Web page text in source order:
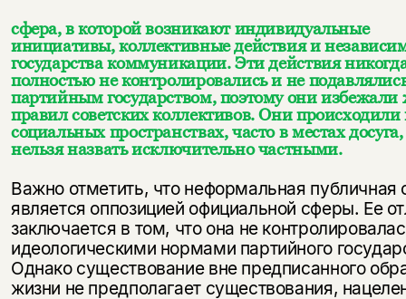
сфера, в которой возникают индивидуальные
инициативы, коллективные действия и
государства коммуникации. Эти действия
полностью не контролировались и не
партийным государством, поэтому они избежали
правил советских коллективов. Они происходили
социальных пространствах, часто в местах
нельзя назвать исключительно частными.
Важно отметить, что неформальная публичная
является оппозицией официальной сферы. Ее
заключается в том, что она не
идеологическими нормами партийного
Однако существование вне предписанного
жизни не предполагает существования,